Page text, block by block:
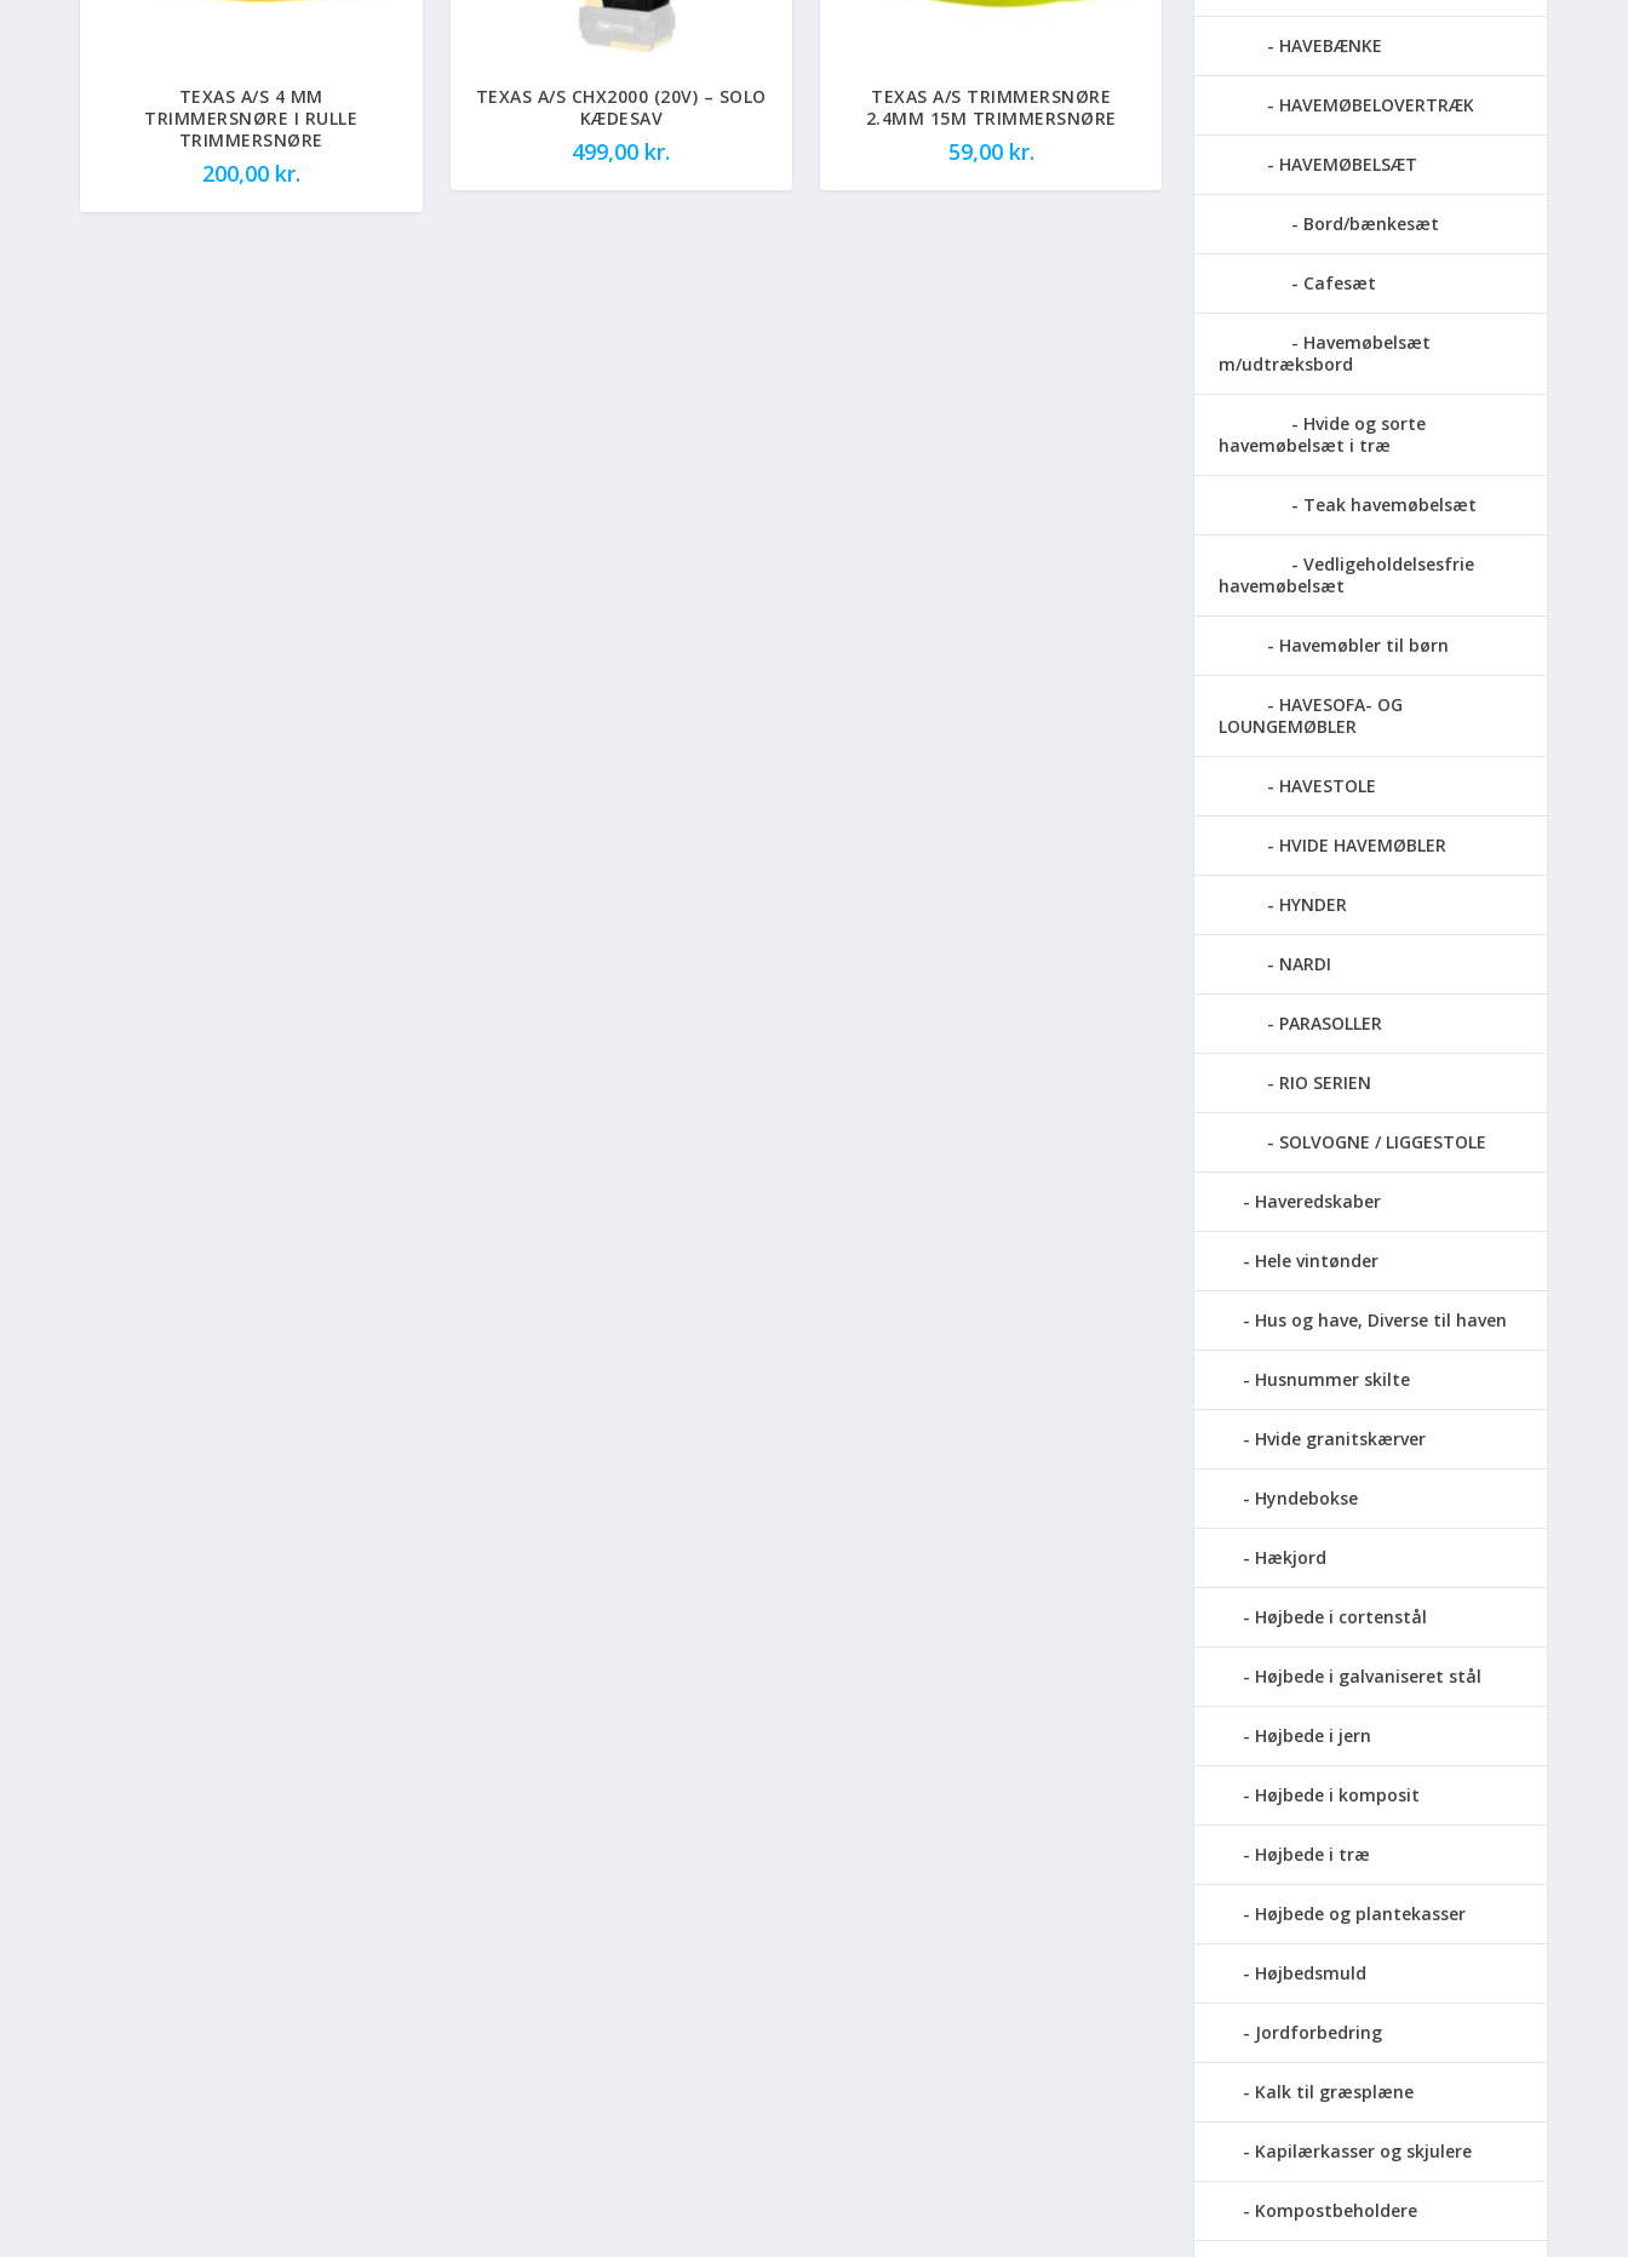
TEXAS A/S 4 MM
TRIMMERSNØRE I RULLE
TRIMMERSNØRE
200,00 kr.
TEXAS A/S CHX2000 (20V) – SOLO
KÆDESAV
499,00 kr.
TEXAS A/S TRIMMERSNØRE
2.4MM 15M TRIMMERSNØRE
59,00 kr.
HAVEBÆNKE
HAVEMØBELOVERTRÆK
HAVEMØBELSÆT
Bord/bænkesæt
Cafesæt
Havemøbelsæt
m/udtræksbord
Hvide og sorte
havemøbelsæt i træ
Teak havemøbelsæt
Vedligeholdelsesfrie
havemøbelsæt
Havemøbler til børn
HAVESOFA- OG
LOUNGEMØBLER
HAVESTOLE
HVIDE HAVEMØBLER
HYNDER
NARDI
PARASOLLER
RIO SERIEN
SOLVOGNE / LIGGESTOLE
Haveredskaber
Hele vintønder
Hus og have, Diverse til haven
Husnummer skilte
Hvide granitskærver
Hyndebokse
Hækjord
Højbede i cortenstål
Højbede i galvaniseret stål
Højbede i jern
Højbede i komposit
Højbede i træ
Højbede og plantekasser
Højbedsmuld
Jordforbedring
Kalk til græsplæne
Kapilærkasser og skjulere
Kompostbeholdere